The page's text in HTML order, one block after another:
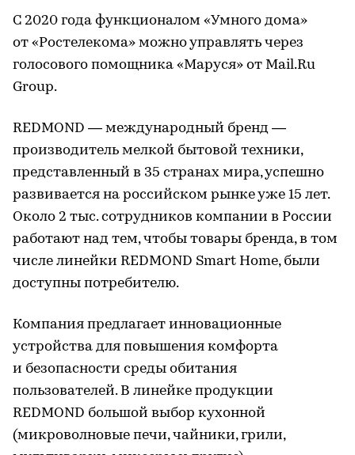
С 2020 года функционалом «Умного дома»
от «Ростелекома» можно управлять через
голосового помощника «Маруся» от Mail.Ru
Group.
REDMOND — международный бренд —
производитель мелкой бытовой техники,
представленный в 35 странах мира, успешно
развивается на российском рынке уже 15 лет.
Около 2 тыс. сотрудников компании в России
работают над тем, чтобы товары бренда, в том
числе линейки REDMOND Smart Home, были
доступны потребителю.
Компания предлагает инновационные
устройства для повышения комфорта
и безопасности среды обитания
пользователей. В линейке продукции
REDMOND большой выбор кухонной
(микроволновые печи, чайники, грили,